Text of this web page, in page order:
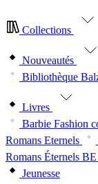
Collections
Nouveautés
Bibliothèque
Livres
Barbie Fashion
Romans Eternels
Romans Éternels BE
Jeunesse